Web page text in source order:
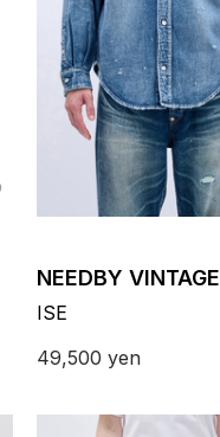
NEEDBY VINTAGE
ISE
49,500 yen